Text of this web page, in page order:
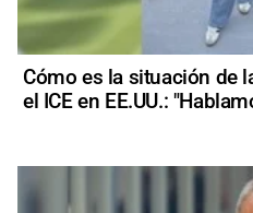
Cómo es la situación de
el ICE en EE.UU.: